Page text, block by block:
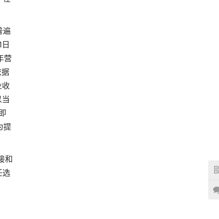
遍
营
收
提
和
选